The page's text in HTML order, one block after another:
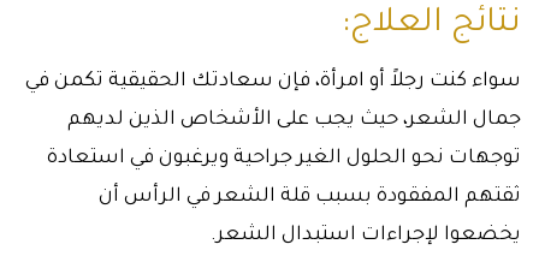
نتائج العلاج:
سواء كنت رجلاً أو امرأة، فإن سعادتك الحقيقية تكمن في
جمال الشعر، حيث يجب على الأشخاص الذين لديهم
توجهات نحو الحلول الغير جراحية ويرغبون في استعادة
ثقتهم المفقودة بسبب قلة الشعر في الرأس أن
يخضعوا لإجراءات استبدال الشعر.